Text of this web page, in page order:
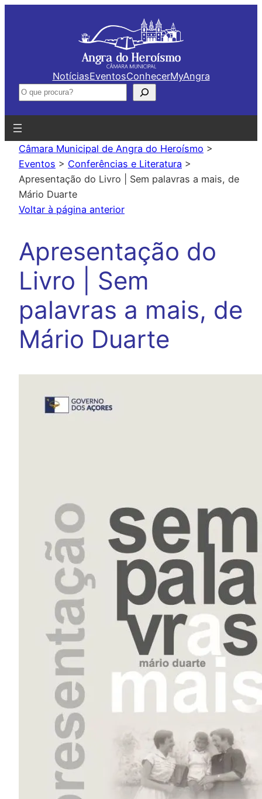
NotíciasEventosConhecerMyAngra
Pesquisar
Câmara Municipal de Angra do Heroísmo >
Eventos > Conferências e Literatura >
Apresentação do Livro | Sem palavras a mais, de
Mário Duarte
Voltar à página anterior
Apresentação do
Livro | Sem
palavras a mais, de
Mário Duarte